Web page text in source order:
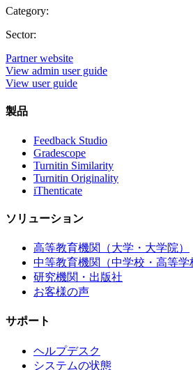
Category:
Sector:
Partner website
View admin user guide
View user guide
製品
Feedback Studio
Gradescope
Turnitin Similarity
Turnitin Originality
iThenticate
ソリューション
高等教育機関（大学・大学院）
中等教育機関（中学校・高等学
研究機関・出版社
お客様の声
サポート
ヘルプデスク
システムの状態